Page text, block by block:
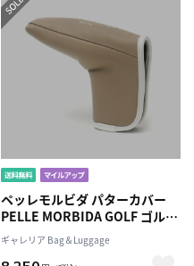
ペッレモルビダ パターカバー
PELLE MORBIDA GOLF ゴルフ
パターケース ヘッドカバー ク
ラブカバー ゴルフクラブヘッド
ギャレリア Bag＆Luggage